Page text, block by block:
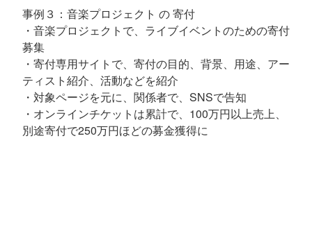
事例３：音楽プロジェクト の 寄付
・音楽プロジェクトで、ライブイベントのための寄付
募集
・寄付専用サイトで、寄付の目的、背景、用途、アー
ティスト紹介、活動などを紹介
・対象ページを元に、関係者で、SNSで告知
・オンラインチケットは累計で、100万円以上売上、
別途寄付で250万円ほどの募金獲得に